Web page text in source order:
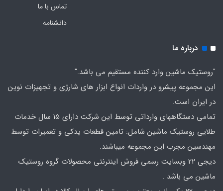
تماس با ما
دانشنامه
درباره ما
"روستیک ماشین وارد کننده مستقیم می باشد."
این مجموعه پیشرو در واردات انواع ابزار های شارژی و تجهیزات نوین
در ایران است.
تمامی دستگاههای وارداتی توسط این شرکت دارای 15 سال خدمات
طلایی روستیک ماشین شامل: تامین قطعات یدکی و تعمیرات توسط
مهندسین مجرب این مجموعه میباشند.
دیجی 22 وبسایت رسمی فروش اینترنتی محصولات گروه روستیک
ماشین می باشد .